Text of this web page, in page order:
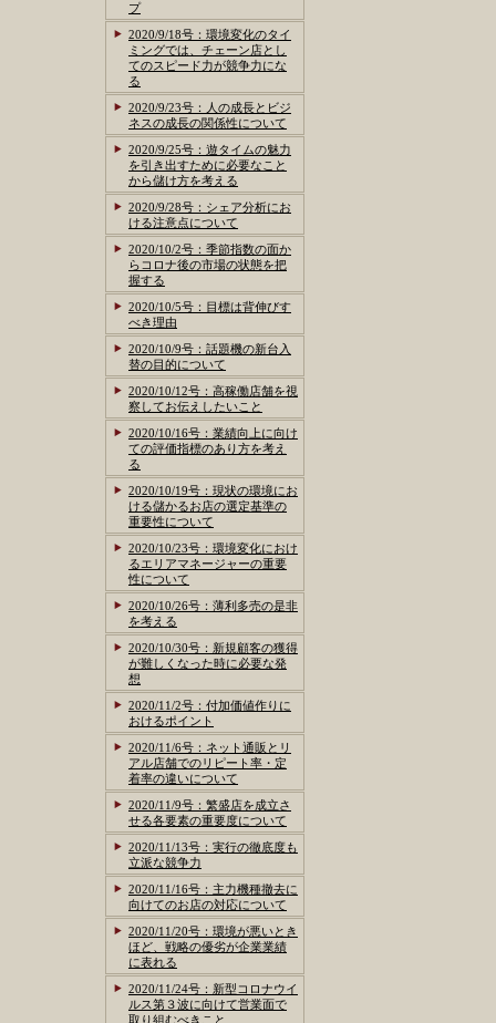
プ
2020/9/18号：環境変化のタイ
ミングでは、チェーン店とし
てのスピード力が競争力にな
る
2020/9/23号：人の成長とビジ
ネスの成長の関係性について
2020/9/25号：遊タイムの魅力
を引き出すために必要なこと
から儲け方を考える
2020/9/28号：シェア分析にお
ける注意点について
2020/10/2号：季節指数の面か
らコロナ後の市場の状態を把
握する
2020/10/5号：目標は背伸びす
べき理由
2020/10/9号：話題機の新台入
替の目的について
2020/10/12号：高稼働店舗を視
察してお伝えしたいこと
2020/10/16号：業績向上に向け
ての評価指標のあり方を考え
る
2020/10/19号：現状の環境にお
ける儲かるお店の選定基準の
重要性について
2020/10/23号：環境変化におけ
るエリアマネージャーの重要
性について
2020/10/26号：薄利多売の是非
を考える
2020/10/30号：新規顧客の獲得
が難しくなった時に必要な発
想
2020/11/2号：付加価値作りに
おけるポイント
2020/11/6号：ネット通販とリ
アル店舗でのリピート率・定
着率の違いについて
2020/11/9号：繁盛店を成立さ
せる各要素の重要度について
2020/11/13号：実行の徹底度も
立派な競争力
2020/11/16号：主力機種撤去に
向けてのお店の対応について
2020/11/20号：環境が悪いとき
ほど、戦略の優劣が企業業績
に表れる
2020/11/24号：新型コロナウイ
ルス第３波に向けて営業面で
取り組むべきこと